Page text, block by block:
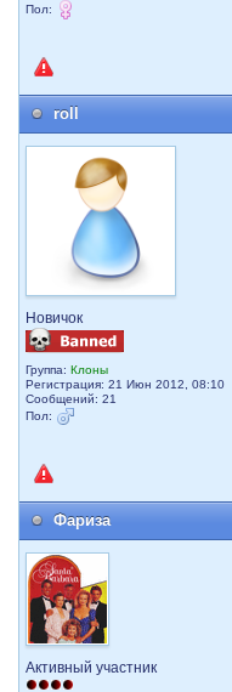
Пол:
roll
Новичок
Группа:Клоны
Регистрация: 21 Июн 2012, 08:10
Сообщений: 21
Пол:
Фариза
Активный участник